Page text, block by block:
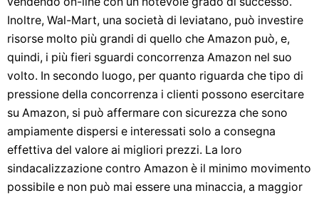
Inoltre, Wal-Mart, una società di leviatano, può investire
risorse molto più grandi di quello che Amazon può, e,
quindi, i più fieri sguardi concorrenza Amazon nel suo
volto. In secondo luogo, per quanto riguarda che tipo di
pressione della concorrenza i clienti possono esercitare
su Amazon, si può affermare con sicurezza che sono
ampiamente dispersi e interessati solo a consegna
effettiva del valore ai migliori prezzi. La loro
sindacalizzazione contro Amazon è il minimo movimento
possibile e non può mai essere una minaccia, a maggior